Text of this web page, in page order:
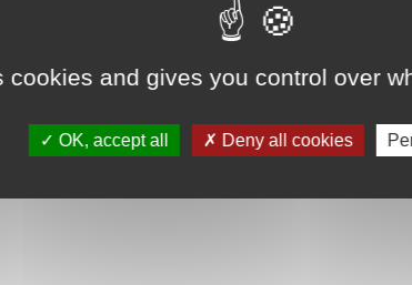
cookies and gives you control over
OK, accept all Deny all cookies